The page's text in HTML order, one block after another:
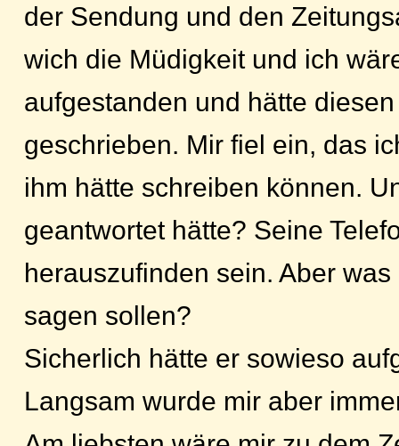
der Sendung und den
wich die Müdigkeit und ich
aufgestanden und hätte
geschrieben. Mir fiel ein, das
ihm hätte schreiben können.
geantwortet hätte? Seine
herauszufinden sein. Aber
sagen sollen?
Sicherlich hätte er sowieso
Langsam wurde mir aber